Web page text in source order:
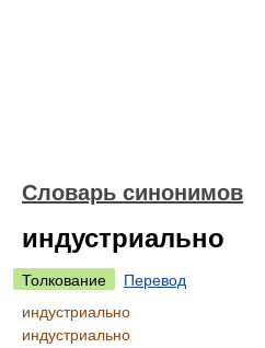
Словарь синонимов
индустриально
Толкование
Перевод
индустриально
индустриально